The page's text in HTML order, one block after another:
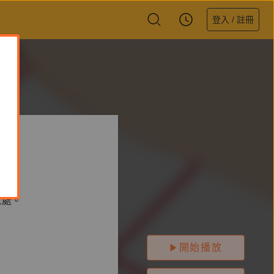
登入 / 註冊
。
開始播放